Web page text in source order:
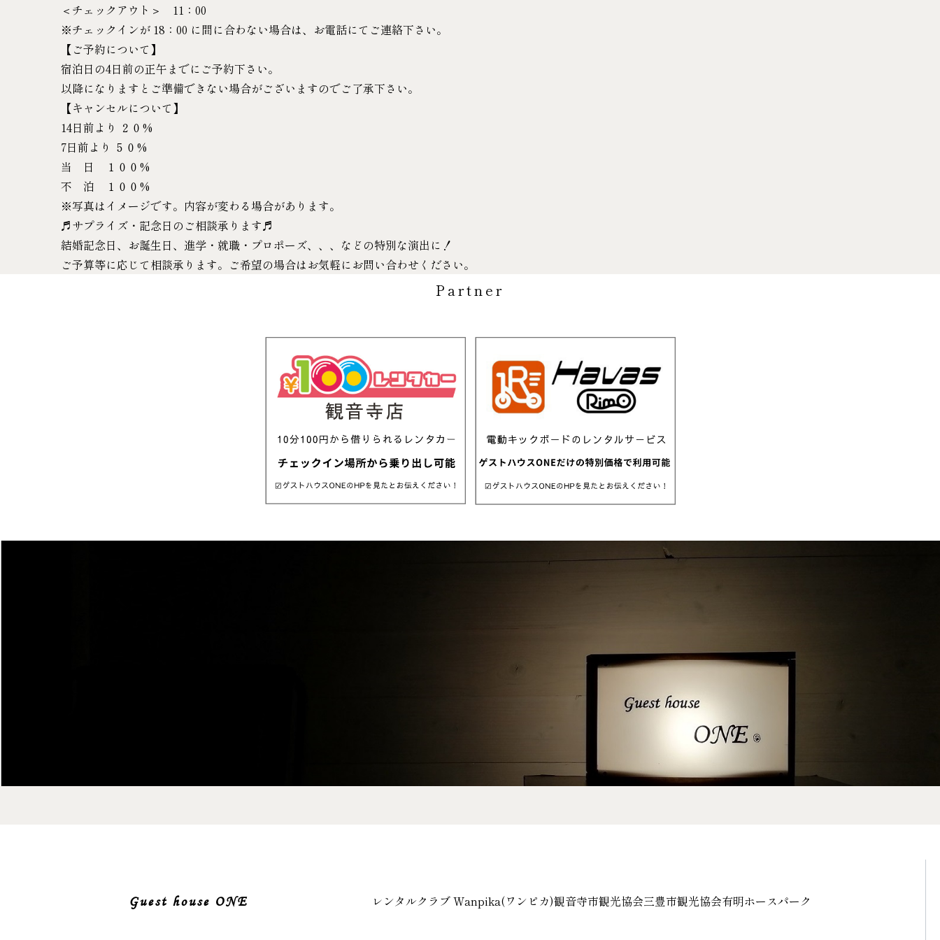
＜チェックアウト＞ 11：00
※チェックインが 18：00 に間に合わない場合は、お電話にてご連絡下さい。
【ご予約について】
宿泊日の4日前の正午までにご予約下さい。
以降になりますとご準備できない場合がございますのでご了承下さい。
【キャンセルについて】
14日前より ２０%
7日前より ５０%
当 日 １００%
不 泊 １００%
※写真はイメージです。内容が変わる場合があります。
♬サプライズ・記念日のご相談承ります♬
結婚記念日、お誕生日、進学・就職・プロポーズ、、、などの特別な演出に！
ご予算等に応じて相談承ります。ご希望の場合はお気軽にお問い合わせください。
Partner
Guest house ONE レンタルクラブ Wanpika(ワンピカ)観音寺市観光協会三豊市観光協会有明ホースパーク